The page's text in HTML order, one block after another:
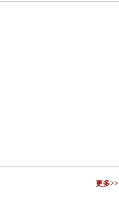
更多>>